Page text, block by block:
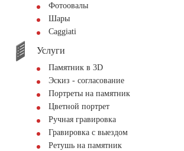
Фотоовалы
Шары
Сaggiati
Услуги
Памятник в 3D
Эскиз - согласование
Портреты на памятник
Цветной портрет
Ручная гравировка
Гравировка с выездом
Ретушь на памятник